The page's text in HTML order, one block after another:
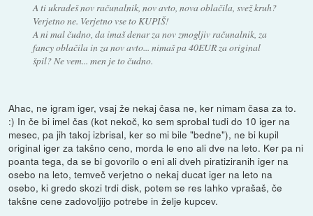
A ti ukradeš nov računalnik, nov avto, nova oblačila, svež kruh?
Verjetno ne. Verjetno vse to KUPIŠ!
A ni mal čudno, da imaš denar za nov zmogljiv računalnik, za
fancy oblačila in za nov avto... nimaš pa 40EUR za original
špil? Ne vem... men je to čudno.
Ahac, ne igram iger, vsaj že nekaj časa ne, ker nimam časa za to.
:) In če bi imel čas (kot nekoč, ko sem sprobal tudi do 10 iger na
mesec, pa jih takoj izbrisal, ker so mi bile "bedne"), ne bi kupil
original iger za takšno ceno, morda le eno ali dve na leto. Ker pa ni
poanta tega, da se bi govorilo o eni ali dveh piratiziranih iger na
osebo na leto, temveč verjetno o nekaj ducat iger na leto na
osebo, ki gredo skozi trdi disk, potem se res lahko vprašaš, če
takšne cene zadovoljijo potrebe in želje kupcev.